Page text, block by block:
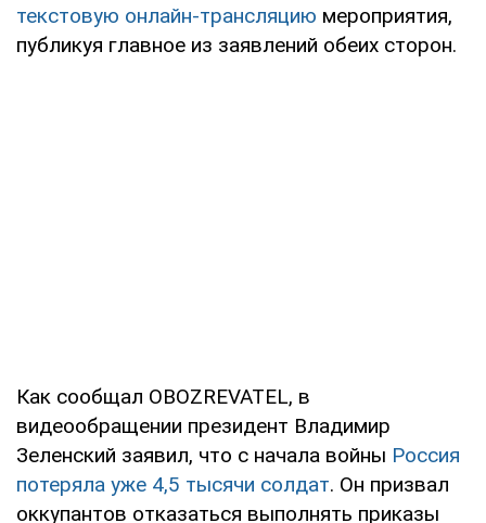
текстовую онлайн-трансляцию мероприятия,
публикуя главное из заявлений обеих сторон.
Как сообщал OBOZREVATEL, в
видеообращении президент Владимир
Зеленский заявил, что с начала войны Россия
потеряла уже 4,5 тысячи солдат. Он призвал
оккупантов отказаться выполнять приказы